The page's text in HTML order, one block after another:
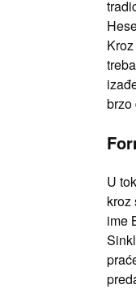
brzo
U
kroz
ime